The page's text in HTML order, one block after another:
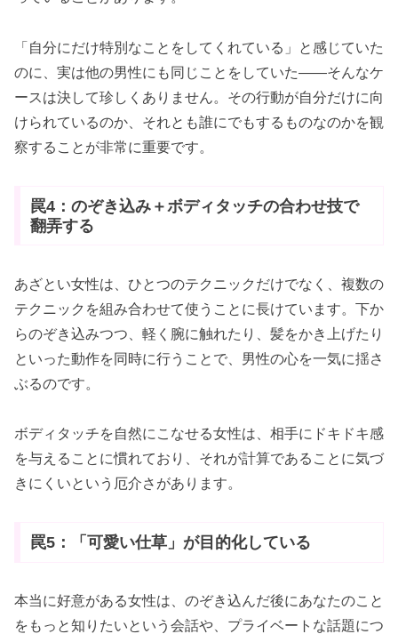
「自分にだけ特別なことをしてくれている」と感じていた
のに、実は他の男性にも同じことをしていた――そんなケ
ースは決して珍しくありません。その行動が自分だけに向
けられているのか、それとも誰にでもするものなのかを観
察することが非常に重要です。
罠4：のぞき込み＋ボディタッチの合わせ技で
翻弄する
あざとい女性は、ひとつのテクニックだけでなく、複数の
テクニックを組み合わせて使うことに長けています。下か
らのぞき込みつつ、軽く腕に触れたり、髪をかき上げたり
といった動作を同時に行うことで、男性の心を一気に揺さ
ぶるのです。
ボディタッチを自然にこなせる女性は、相手にドキドキ感
を与えることに慣れており、それが計算であることに気づ
きにくいという厄介さがあります。
罠5：「可愛い仕草」が目的化している
本当に好意がある女性は、のぞき込んだ後にあなたのこと
をもっと知りたいという会話や、プライベートな話題につ